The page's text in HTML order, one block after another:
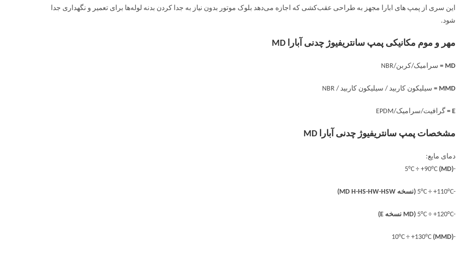
این سری از پمپ های ابارا مجهز به طراحی عقب‌کشی که اجازه می‌دهد بلوک موتور بدون نیاز به جدا کردن بدنه لوله‌ها برای تعمیر و نگهداری جدا
شود.
مهر و موم مکانیکی پمپ سانتریفیوژ چدنی آبارا MD
MD = سرامیک/کربن/NBR
MMD = سیلیکون کاربید / سیلیکون کاربید / NBR
E = گرافیت/سرامیک/EPDM
مشخصات پمپ سانتریفیوژ چدنی آبارا MD
دمای مایع:
-5°C ÷ +90°C
(MD)
-5°C ÷ +110°C (نسخه MD H-HS-HW-HSW)
-5°C ÷ +120°C (MD نسخه E)
-10°C ÷ +130°C
(MMD)